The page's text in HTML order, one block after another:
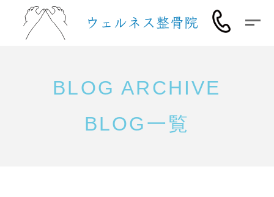
BLOG ARCHIVE
BLOG一覧